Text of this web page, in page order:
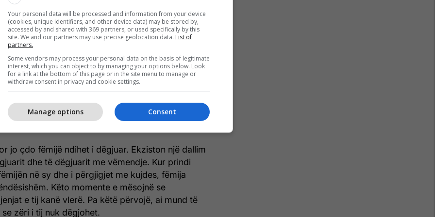
në shtëpi
e përdorin fjalën “siguri”, por e ndiejnë thellë.
zënkat dhe tensioni nuk janë të përditshme,
të heshtur. Kur një fëmijë e di se nuk do të
që shpreh mendimin, bën pyetje apo sillet
dhe mund të jetë vetvetja. Ky ndjenjë
themel i marrëdhënieve të tij.
dëgjuar me të vërtetë
jo çdo fëmijë ndihet i dëgjuar. Ekziston një dallim
dhe të dëgjuarit me vëmendje. Kur prindi
në sy dhe i përgjigjet me kujdes, fëmija
Këto momente e mësojnë se
e tij kanë vlerë. Pa këtë përvojë, ai mund të
zëri i tij nuk dëgjohet.
Your personal data will be processed and information from your device
(cookies, unique identifiers, and other device data) may be stored by,
accessed by and shared with 369 partners, or used specifically by this
site. We and our partners may use precise geolocation data. List of
partners.
Some vendors may process your personal data on the basis of legitimate
interest, which you can object to by managing your options below. Look
for a link at the bottom of this page or in the site menu to manage or
withdraw consent in privacy and cookie settings.
Consent
Manage options